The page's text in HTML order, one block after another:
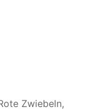
Zwiebeln,